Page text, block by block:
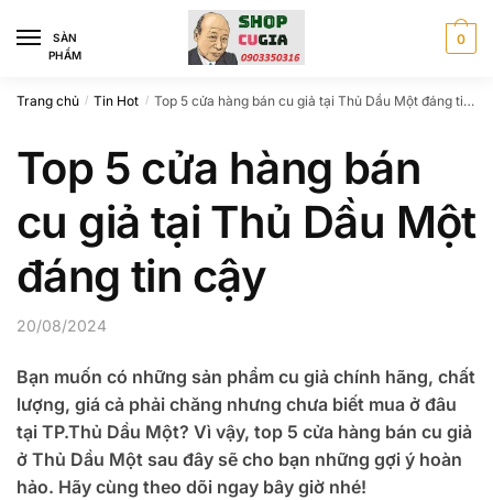
navigation
content
SÀN
PHẨM
0
Trang chủ / Tin Hot / Top 5 cửa hàng bán cu giả tại Thủ Dầu Một đáng tin cậy
Top 5 cửa hàng bán
cu giả tại Thủ Dầu Một
đáng tin cậy
20/08/2024
Bạn muốn có những sản phẩm cu giả chính hãng, chất
lượng, giá cả phải chăng nhưng chưa biết mua ở đâu
tại TP.Thủ Dầu Một? Vì vậy, top 5 cửa hàng bán cu giả
ở Thủ Dầu Một sau đây sẽ cho bạn những gợi ý hoàn
hảo. Hãy cùng theo dõi ngay bây giờ nhé!